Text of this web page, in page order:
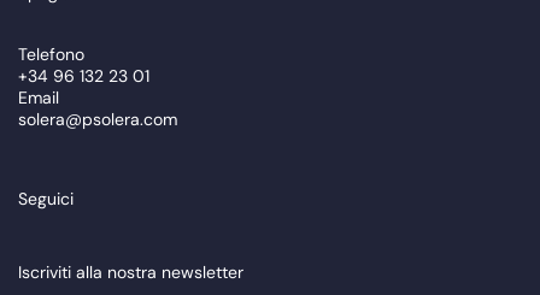
Telefono
+34 96 132 23 01
Email
solera@psolera.com
Seguici
Iscriviti alla nostra newsletter